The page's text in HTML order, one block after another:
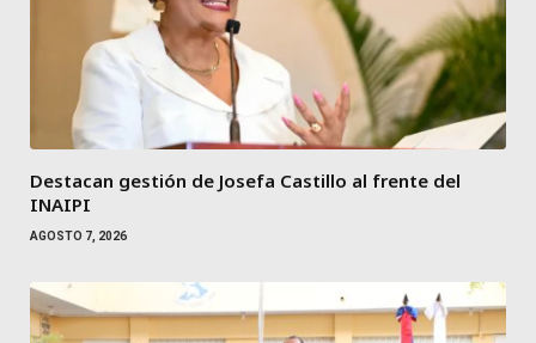
Destacan gestión de Josefa Castillo al frente del
INAIPI
AGOSTO 7, 2026